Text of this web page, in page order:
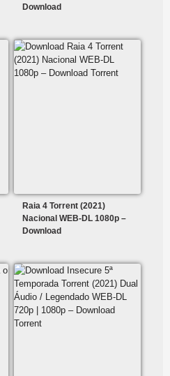
Download
Raia 4 Torrent (2021)
Nacional WEB-DL 1080p –
Download